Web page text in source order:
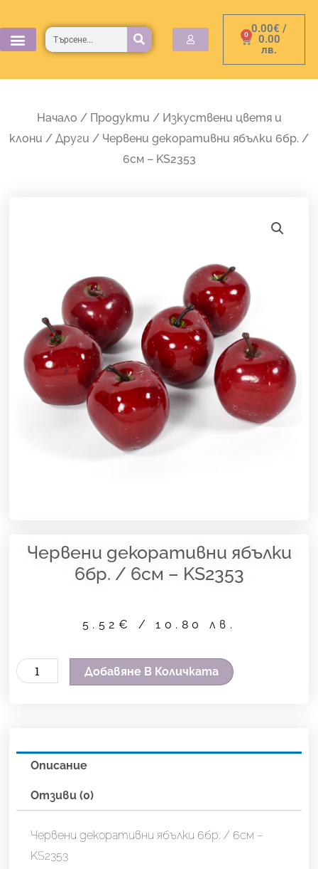
to
content
0.00€ /
0.00
лв.
0
Cart
Търсене
Начало / Продукти / Изкуствени цветя и
клони / Други / Червени декоративни ябълки 6бр. /
6см – KS2353
Червени декоративни ябълки
6бр. / 6см – KS2353
5.52 € / 10.80 лв.
количество
ябълки
6бр.
6см
KS2353
Добавяне В Количката
Описание
Отзиви (0)
Червени декоративни ябълки 6бр. / 6см –
KS2353